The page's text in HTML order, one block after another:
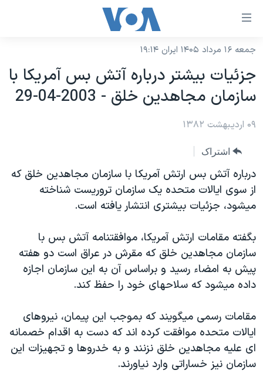
لینکهای
دسترسی
جهش
محتوای
اصلی
جهش
صفحه
اصلی
جهش
به
جستجو
نسخه سبک وب‌سایت
موضوع ها
ایران
آمریکا
جهان
ورزشی
گزیده‌ها
ویژه برنامه‌ها
ویدیوها
فرهنگ و زندگی
اقتصادی
علم و فناوری
اسرائیل در جنگ
برنامه های تلویزیونی
جدول برنامه ها
صفحه‌های ویژه
جام جهانی ۲۰۲۶
عملیات خشم حماسی
بایگانی برنامه‌های تلویزیونی
مستندها
حمله جمهوری اسلامی به اسرائیل
رمز مهسا
ورزش زنان در ایران
فرکانس‌های صدای آمریکا
پخش رادیویی
یادگیری زبان انگلیسی
دنبال کنید
زبانهای مختلف
جمعه ۱۶ مرداد ۱۴۰۵ ایران ۱۹:۱۴
جزئيات بيشتر درباره آتش بس آمريکا با
سازمان مجاهدين خلق - 2003-04-29
۰۹ اردیبهشت ۱۳۸۲
اشتراک
درباره آتش بس ارتش آمريکا با سازمان مجاهدين خلق که
از سوی ايالات متحده يک سازمان تروريست شناخته
ميشود، جزئيات بيشتری انتشار يافته است.
بگفته مقامات ارتش آمريکا، موافقتنامه آتش بس با
سازمان مجاهدين خلق که مقرش در عراق است دو هفته
پيش به امضاء رسيد و براساس آن به اين سازمان اجازه
داده ميشود که سلاحهای خود را حفظ کند.
مقامات رسمی ميگويند که بموجب اين پيمان، نيروهای
ايالات متحده موافقت کرده اند که دست به اقدام خصمانه
ای عليه مجاهدين خلق نزنند و به خدروها و تجهيزات اين
سازمان نيز خساراتی وارد نياورند.